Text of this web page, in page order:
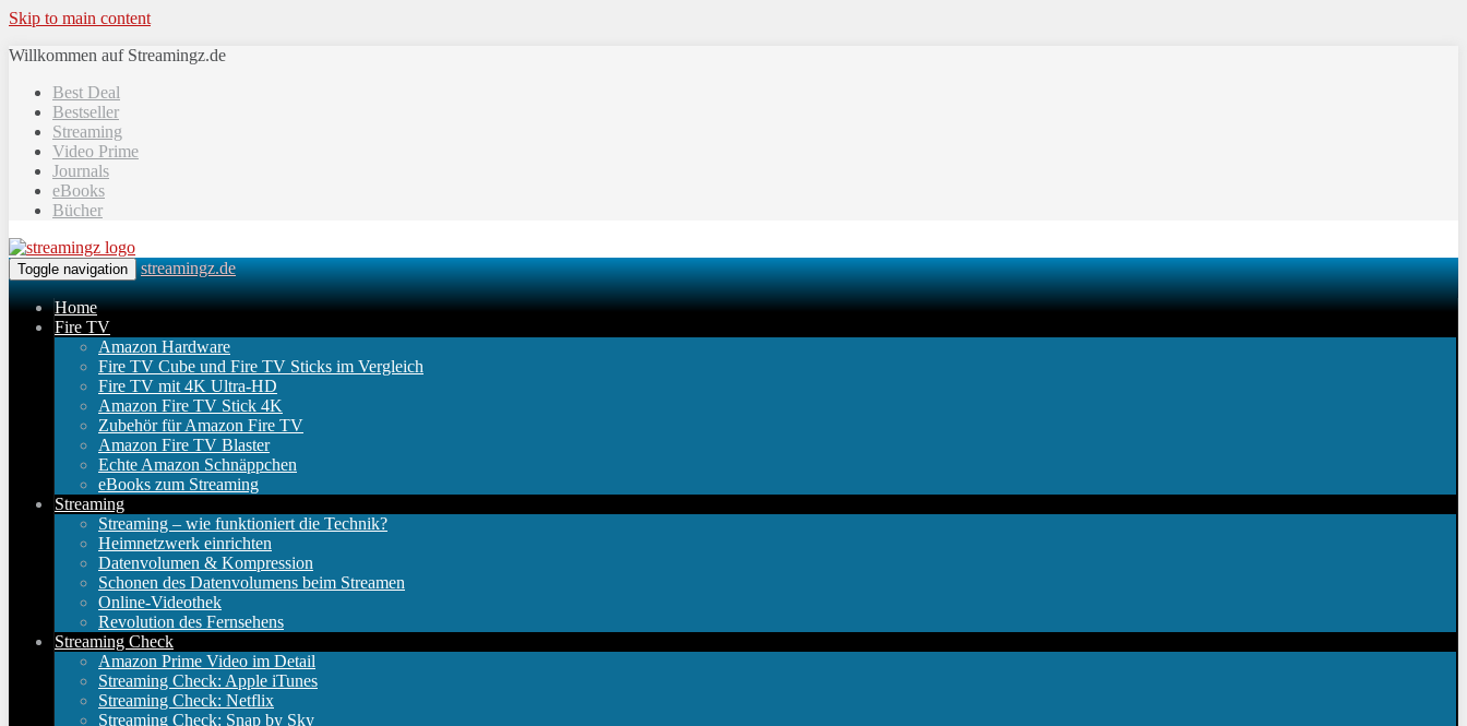
Skip to main content
Willkommen auf Streamingz.de
Best Deal
Bestseller
Streaming
Video Prime
Journals
eBooks
Bücher
Toggle navigation streamingz.de
Home
Fire TV
Amazon Hardware
Fire TV Cube und Fire TV Sticks im Vergleich
Fire TV mit 4K Ultra-HD
Amazon Fire TV Stick 4K
Zubehör für Amazon Fire TV
Amazon Fire TV Blaster
Echte Amazon Schnäppchen
eBooks zum Streaming
Streaming
Streaming – wie funktioniert die Technik?
Heimnetzwerk einrichten
Datenvolumen & Kompression
Schonen des Datenvolumens beim Streamen
Online-Videothek
Revolution des Fernsehens
Streaming Check
Amazon Prime Video im Detail
Streaming Check: Apple iTunes
Streaming Check: Netflix
Streaming Check: Snap by Sky